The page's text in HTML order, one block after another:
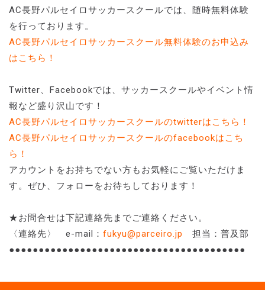
AC長野パルセイロサッカースクールでは、随時無料体験
を行っております。
AC長野パルセイロサッカースクール無料体験のお申込み
はこちら！
Twitter、Facebookでは、サッカースクールやイベント情
報など盛り沢山です！
AC長野パルセイロサッカースクールのtwitterはこちら！
AC長野パルセイロサッカースクールのfacebookはこち
ら！
アカウントをお持ちでない方もお気軽にご覧いただけま
す。ぜひ、フォローをお待ちしております！
★お問合せは下記連絡先までご連絡ください。
〈連絡先〉 e-mail： fukyu@parceiro.jp
担当：普及部
●●●●●●●●●●●●●●●●●●●●●●●●●●●●●●●●●●●●●●●●